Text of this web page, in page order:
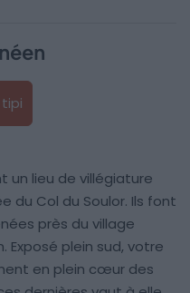
un lieu de villégiature
du Col du Soulor. Ils font
près du village
Exposé plein sud, votre
en plein cœur des